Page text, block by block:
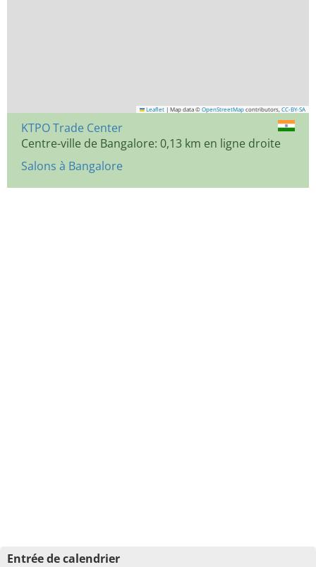
Leaflet | Map data © OpenStreetMap contributors, CC-BY-SA
KTPO Trade Center
Centre-ville de Bangalore: 0,13 km en ligne droite
Salons à Bangalore
Entrée de calendrier